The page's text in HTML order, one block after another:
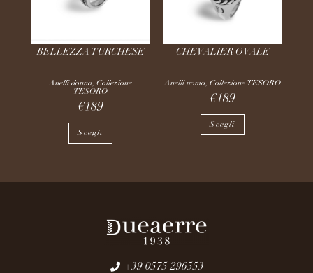
BELLEZZA TURCHESE
Anelli donna, Collezione
TESORO
€189
Scegli
CHEVALIER OVALE
Anelli uomo, Collezione TESORO
€189
Scegli
+39 0575 296553